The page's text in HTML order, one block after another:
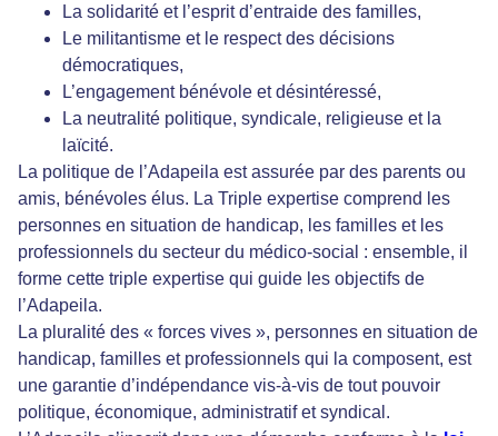
La solidarité et l’esprit d’entraide des familles,
Le militantisme et le respect des décisions
démocratiques,
L’engagement bénévole et désintéressé,
La neutralité politique, syndicale, religieuse et la
laïcité.
La politique de l’Adapeila est assurée par des parents ou
amis, bénévoles élus. La Triple expertise comprend les
personnes en situation de handicap, les familles et les
professionnels du secteur du médico-social : ensemble, il
forme cette triple expertise qui guide les objectifs de
l’Adapeila.
La pluralité des « forces vives », personnes en situation de
handicap, familles et professionnels qui la composent, est
une garantie d’indépendance vis-à-vis de tout pouvoir
politique, économique, administratif et syndical.